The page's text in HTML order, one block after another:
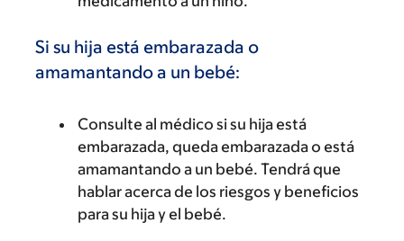
Si su hija está embarazada o
amamantando a un bebé:
Consulte al médico si su hija está
embarazada, queda embarazada o está
amamantando a un bebé. Tendrá que
hablar acerca de los riesgos y beneficios
para su hija y el bebé.